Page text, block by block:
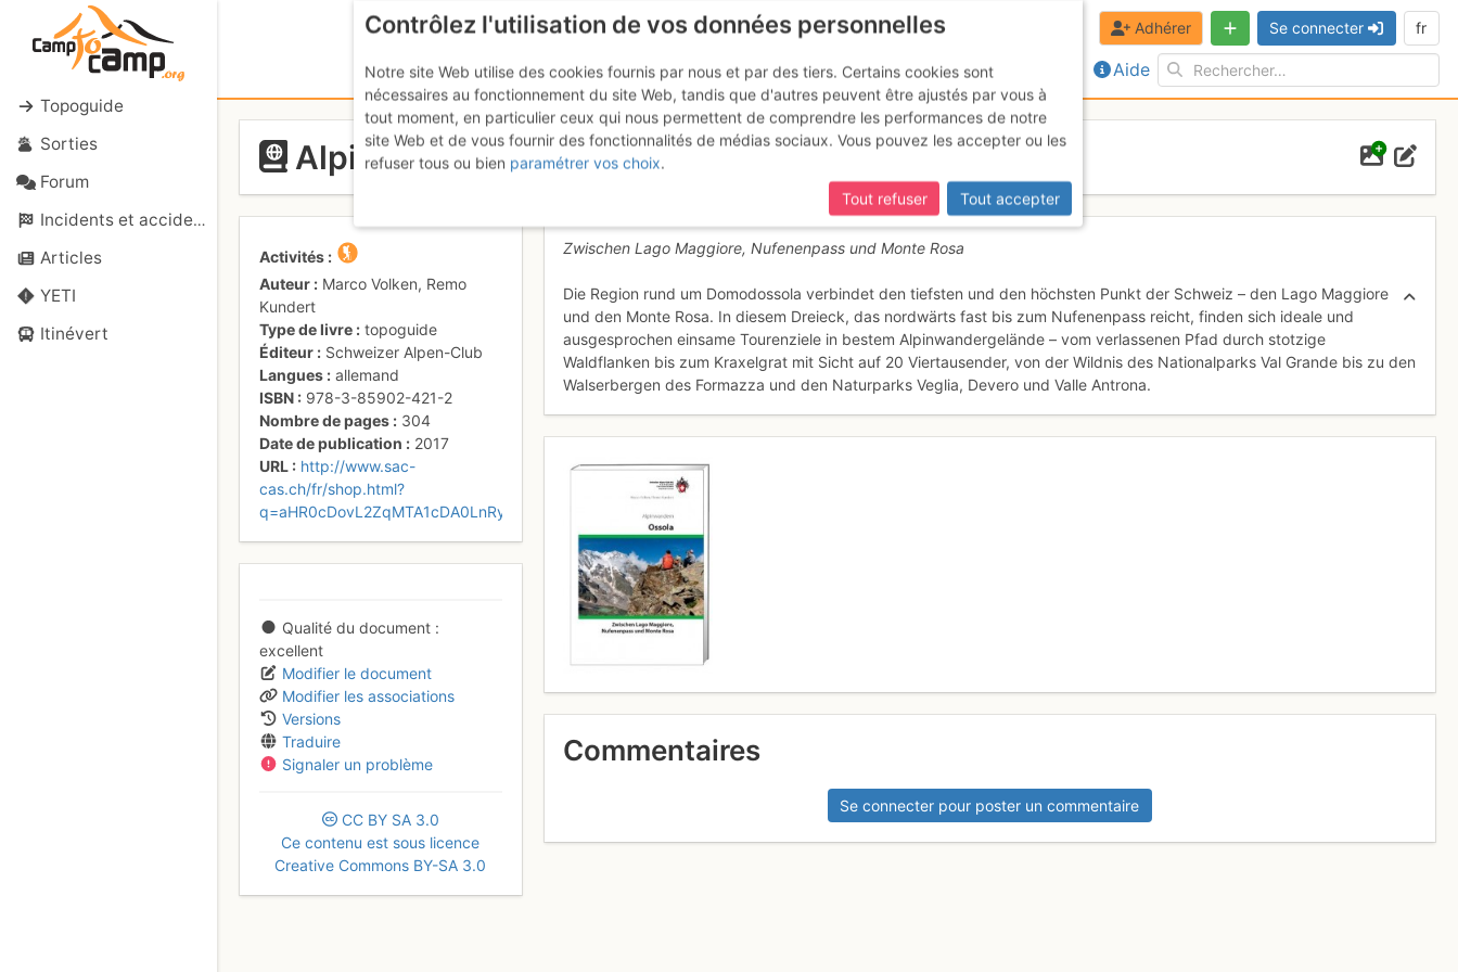
Topoguide
Sorties
Forum
Incidents et accidents
Articles
YETI
Itinévert
Aide
Adhérer Se connecter fr
Alpinwandern Ossola
Activités
Auteur
Marco Volken, Remo
Kundert
Type de livre
topoguide
Éditeur
Schweizer Alpen-Club
Langues
allemand
ISBN
978-3-85902-421-2
Nombre de pages
304
Date de publication
2017
URL
http://www.sac-
cas.ch/fr/shop.html?
q=aHR0cDovL2ZqMTA1cDA0LnRyZW5kaG9zdGluZy5jaC9pbmRleC5waHAvbmV1aGVpdGVuL29zc29sYS5odG1s
Qualité du document
excellent
Modifier le document
Modifier les associations
Versions
Traduire
Signaler un problème
CC BY SA 3.0
Ce contenu est sous licence
Creative Commons BY-SA 3.0
Zwischen Lago Maggiore, Nufenenpass und Monte Rosa
Die Region rund um Domodossola verbindet den tiefsten und den höchsten Punkt der Schweiz – den Lago Maggiore
und den Monte Rosa. In diesem Dreieck, das nordwärts fast bis zum Nufenenpass reicht, finden sich ideale und
ausgesprochen einsame Tourenziele in bestem Alpinwandergelände – vom verlassenen Pfad durch stotzige
Waldflanken bis zum Kraxelgrat mit Sicht auf 20 Viertausender, von der Wildnis des Nationalparks Val Grande bis zu den
Walserbergen des Formazza und den Naturparks Veglia, Devero und Valle Antrona.
Commentaires
Se connecter pour poster un commentaire
Contrôlez l'utilisation de vos données personnelles
Notre site Web utilise des cookies fournis par nous et par des tiers. Certains cookies sont
nécessaires au fonctionnement du site Web, tandis que d'autres peuvent être ajustés par vous à
tout moment, en particulier ceux qui nous permettent de comprendre les performances de notre
site Web et de vous fournir des fonctionnalités de médias sociaux. Vous pouvez les accepter ou les
refuser tous ou bien paramétrer vos choix.
Tout refuser
Tout accepter